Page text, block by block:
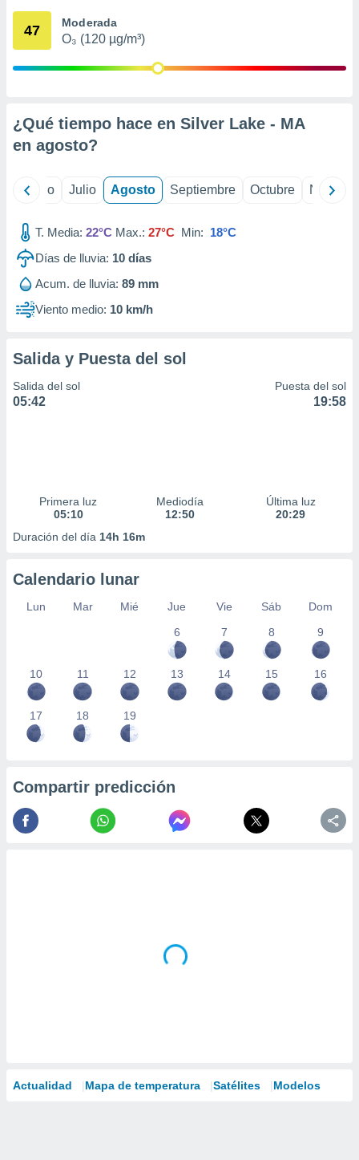
mediante
publicidad
1199
47 Moderada
O₃ (120 µg/m³)
¿Qué tiempo hace en Silver Lake - MA
en agosto?
Junio Julio Agosto Septiembre Octubre
T. Media: 22°C Max.: 27°C Min: 18°C
Días de lluvia: 10 días
Acum. de lluvia: 89 mm
Viento medio: 10 km/h
Salida y Puesta del sol
Salida del sol
05:42
Puesta del sol
19:58
Primera luz
05:10
Mediodía
12:50
Última luz
20:29
Duración del día 14h 16m
Calendario lunar
Lun Mar Mié Jue Vie Sáb
Dom
6
7 8 9
10 11 12 13 14 15 16
17 18 19
Compartir predicción
Actualidad Mapa de temperatura Satélites Modelos